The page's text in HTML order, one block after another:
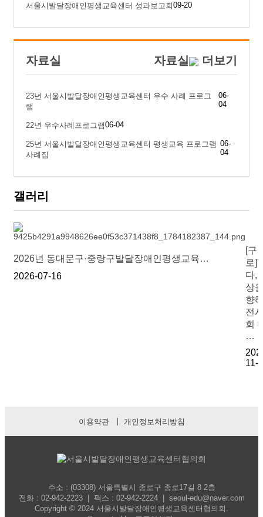
서울시발달장애인평생교육센터 성과보고회09-20
자료실 자료실 더보기
23년 서울시발달장애인평생교육센터 우수 사례 프로그
램
06-
04
22년 우수사례프로그램06-04
25년 서울시발달장애인평생교육센터 평생교육 프로그램
사례집
06-
04
갤러리
2026년 동대문구·중랑구발달장애인평생교육…
2026-07-16
[구
로]'
다,
상
향
전
회
…
11-
이용약관 개인정보처리방침
주소 : (03308) 서울특별시 종로구 종로17길 8 2층
전화 : 02-942-2223 | 팩스 : 02-942-2224 | seoul-edu@naver.com
Copyright © 2024 서울시발달장애인평생교육센터협의회.